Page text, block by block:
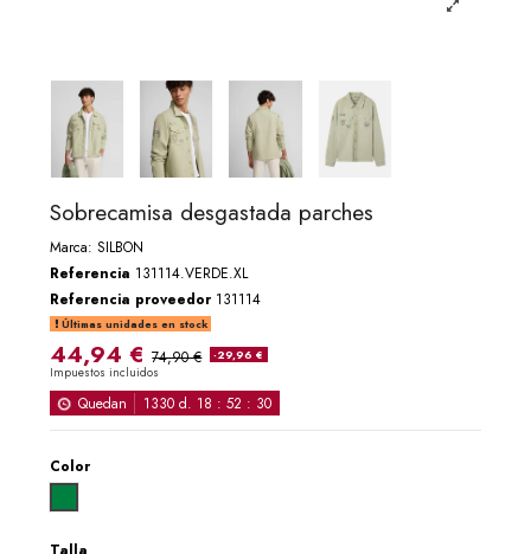
Sobrecamisa desgastada parches
Marca: SILBON
Referencia 131114.VERDE.XL
Referencia proveedor 131114
Últimas unidades en stock
44,94 € 74,90 € -29,96 €
Impuestos incluidos
Quedan 1330 d. 18 :52 : 30
Color